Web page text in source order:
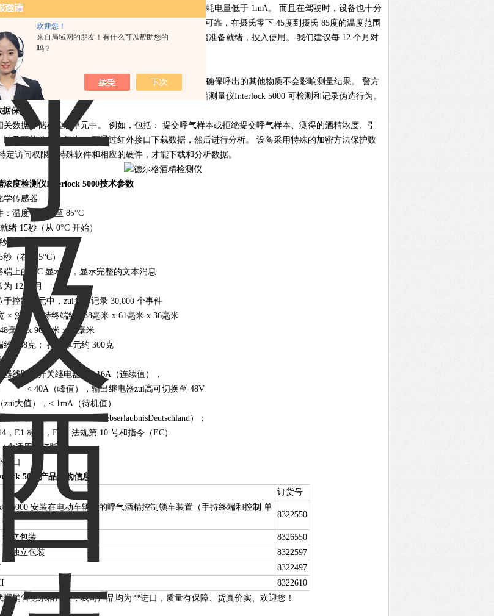
欢迎您！
来自局域网的朋友！有什么可以帮助您的
吗？
检测仪​Interlock5000的使用经济实惠，在待机模式下，耗电量低于 1mA。 而且在驾驶时，设备也十分
保车辆可以随时不受影响地进入工作状态。 设备十分可靠，在摄氏零下 45度到摄氏 85度的温度范围
作状态。无论是在寒冷冬天还是在炎炎烈日下，可迅速准备就绪，投入使用。 我们建议每 12 个月对
和维护。
检测
设备​Interlock5000的电化学传感器专门用于测量酒精，确保呼出的其他物质不会影响测量结果。 警方
精检测仪也运用了该精准传感器技术。德尔格呼吸酒精测量仪Interlock 5000 可检测和记录伪造行为。
保护
关数据存储在控制单元中。 例如，包括： 提交呼气样本或拒绝提交呼气样本、测得的酒精浓度、引
以及可能的伪造行为。 可通过红外接口下载数据，然后进行分析。 设备采用特殊的加密方法保护数
定访问权限、特殊软件和相应的硬件，才能下载和分析数据。
浓度检测仪Interlock 5000技术参数
学传感器
温度 -45°C 至 85°C
秒（从 0°C 开始）
-20°C）
-45°C）
端上的 LC 显示屏，显示完整的文本消息
12 个月
于控制单元中，zui多可记录 30,000 个事件
× 深） 手持终端约 138毫米 x 61毫米 x 36毫米
毫米 x 90毫米 x 32毫米
约 168克； 控制单元约 300克
器线路的开关继电器：< 16A（连续值），
值），输出继电器zui高可切换至 48V
大值），< 1mA（待机值）
作许可（Allgemeine BetriebserlaubnisDeutschland）；
，E1 标记，ECE 法规第 10 号和指令（EC）
含适用修订版）
接口
5000产品订购信息：
订货号
5000 安装在电动车辆中的呼气酒精控制锁车装置（手持终端和控制 单
件）
8322550
独立包装
8326550
，独立包装
8322597
8322497
8322610
理销售德尔格产品，我司产品均为**进口，质量有保障、货真价实、欢迎您！